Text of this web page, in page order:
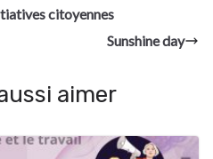
citoyennes
Sunshine day
aimer